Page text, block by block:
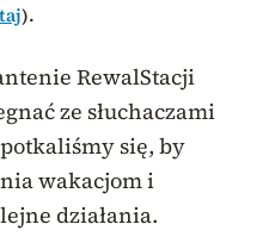
).
RewalStacji
ze słuchaczami
się, by
wakacjom i
działania.